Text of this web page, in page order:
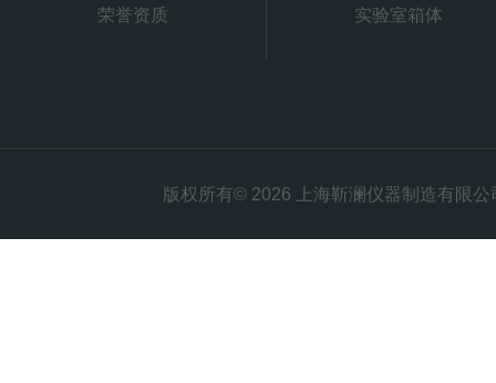
荣誉资质 实验室箱体
版权所有© 2026 上海靳澜仪器制造有限